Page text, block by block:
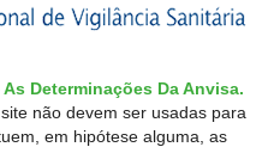
As Determinações Da Anvisa.
não devem ser usadas para
em hipótese alguma, as